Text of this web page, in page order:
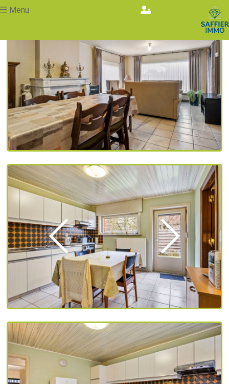
Menu
Vorige Volgende